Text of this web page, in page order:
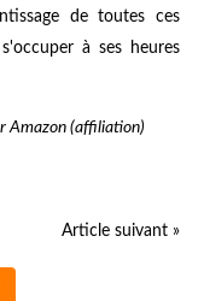
de toutes ces
à ses heures
Amazon (affiliation)
Article suivant »